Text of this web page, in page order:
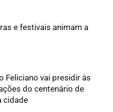
e festivais animam a
Feliciano vai presidir às
do centenário de
cidade